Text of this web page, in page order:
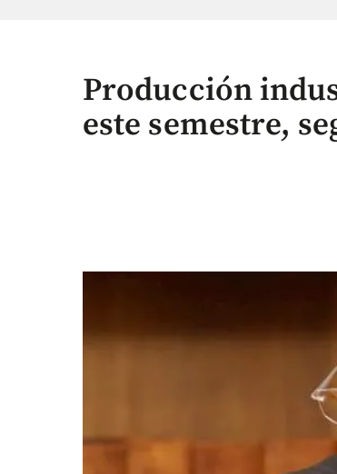
Producción
este semestre,